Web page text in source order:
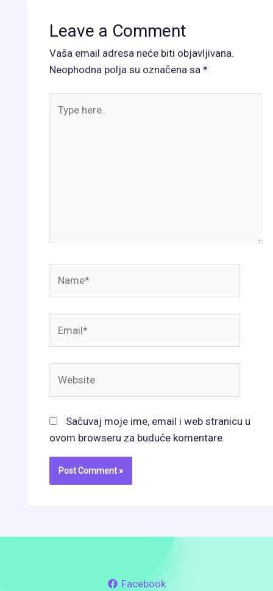
Leave a Comment
Vaša email adresa neće biti objavljivana.
Neophodna polja su označena sa*
here..
Sačuvaj moje ime, email i web stranicu u
ovom browseru za buduće komentare.
Facebook